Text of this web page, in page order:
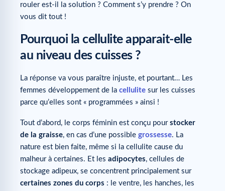
rouler est-il la solution ? Comment s’y prendre ? On
vous dit tout !
Pourquoi la cellulite apparait-elle
au niveau des cuisses ?
La réponse va vous paraître injuste, et pourtant… Les
femmes développement de la cellulite sur les cuisses
parce qu’elles sont « programmées » ainsi !
Tout d’abord, le corps féminin est conçu pour stocker
de la graisse, en cas d’une possible grossesse. La
nature est bien faite, même si la cellulite cause du
malheur à certaines. Et les adipocytes, cellules de
stockage adipeux, se concentrent principalement sur
certaines zones du corps : le ventre, les hanches, les